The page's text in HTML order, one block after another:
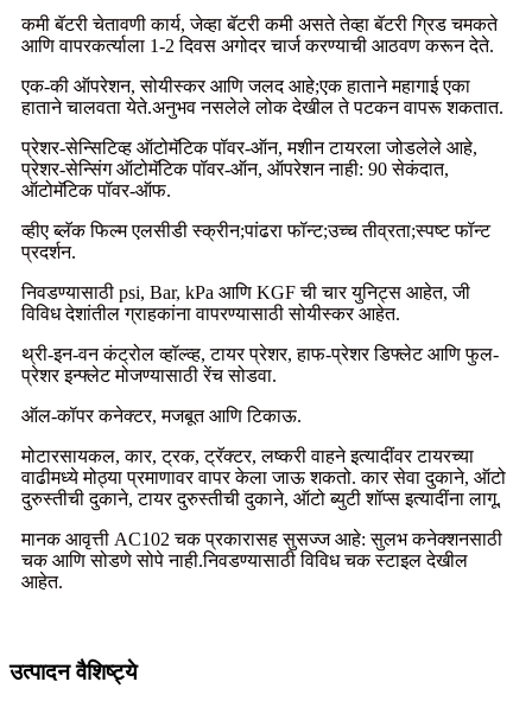
कमी बॅटरी चेतावणी कार्य, जेव्हा बॅटरी कमी असते तेव्हा बॅटरी ग्रिड चमकते
आणि वापरकर्त्याला 1-2 दिवस अगोदर चार्ज करण्याची आठवण करून देते.
एक-की ऑपरेशन, सोयीस्कर आणि जलद आहे;एक हाताने महागाई एका
हाताने चालवता येते.अनुभव नसलेले लोक देखील ते पटकन वापरू शकतात.
प्रेशर-सेन्सिटिव्ह ऑटोमॅटिक पॉवर-ऑन, मशीन टायरला जोडलेले आहे,
प्रेशर-सेन्सिंग ऑटोमॅटिक पॉवर-ऑन, ऑपरेशन नाही: 90 सेकंदात,
ऑटोमॅटिक पॉवर-ऑफ.
व्हीए ब्लॅक फिल्म एलसीडी स्क्रीन;पांढरा फॉन्ट;उच्च तीव्रता;स्पष्ट फॉन्ट
प्रदर्शन.
निवडण्यासाठी psi, Bar, kPa आणि KGF ची चार युनिट्स आहेत, जी
विविध देशांतील ग्राहकांना वापरण्यासाठी सोयीस्कर आहेत.
थ्री-इन-वन कंट्रोल व्हॉल्व्ह, टायर प्रेशर, हाफ-प्रेशर डिफ्लेट आणि फुल-
प्रेशर इन्फ्लेट मोजण्यासाठी रेंच सोडवा.
ऑल-कॉपर कनेक्टर, मजबूत आणि टिकाऊ.
मोटारसायकल, कार, ट्रक, ट्रॅक्टर, लष्करी वाहने इत्यादींवर टायरच्या
वाढीमध्ये मोठ्या प्रमाणावर वापर केला जाऊ शकतो. कार सेवा दुकाने, ऑटो
दुरुस्तीची दुकाने, टायर दुरुस्तीची दुकाने, ऑटो ब्युटी शॉप्स इत्यादींना लागू.
मानक आवृत्ती AC102 चक प्रकारासह सुसज्ज आहे: सुलभ कनेक्शनसाठी
चक आणि सोडणे सोपे नाही.निवडण्यासाठी विविध चक स्टाइल देखील
आहेत.
उत्पादन वैशिष्ट्ये